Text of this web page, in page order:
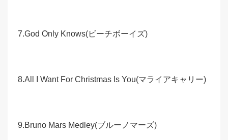
7.God Only Knows(ビーチボーイズ)
8.All I Want For Christmas Is You(マライアキャリー)
9.Bruno Mars Medley(ブルーノマーズ)